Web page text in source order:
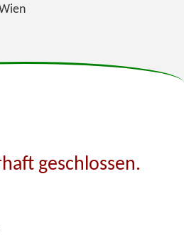
geschlossen.